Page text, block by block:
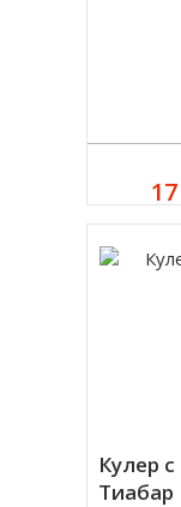
Кулер
Тиабар